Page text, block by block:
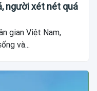
người xét nét quá
gian Việt Nam,
và...